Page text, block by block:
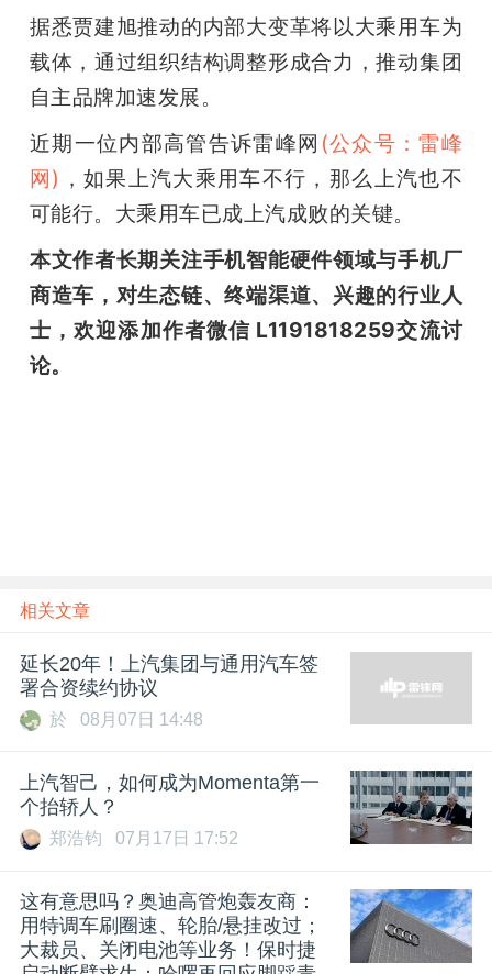
据悉贾建旭推动的内部大变革将以大乘用车为
载体，通过组织结构调整形成合力，推动集团
自主品牌加速发展。
近期一位内部高管告诉雷峰网 (公众号：雷峰
网) ，如果上汽大乘用车不行，那么上汽也不
可能行。大乘用车已成上汽成败的关键。
本文作者长期关注手机智能硬件领域与手机厂
商造车，对生态链、终端渠道、兴趣的行业人
士，欢迎添加作者微信 L1191818259交流讨
论。
相关文章
延长20年！上汽集团与通用汽车签
署合资续约协议
於 08月07日 14:48
上汽智己，如何成为Momenta第一
个抬轿人？
郑浩钧 07月17日 17:52
这有意思吗？奥迪高管炮轰友商：
用特调车刷圈速、轮胎/悬挂改过；
大裁员、关闭电池等业务！保时捷